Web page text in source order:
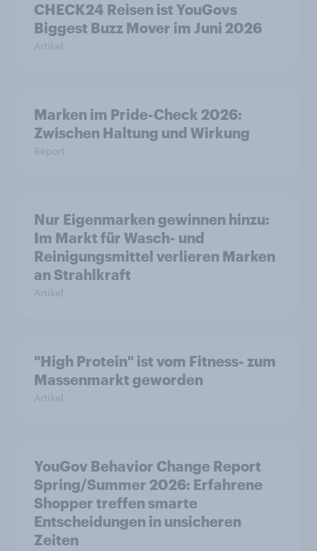
CHECK24 Reisen ist YouGovs
Biggest Buzz Mover im Juni 2026
Artikel
Marken im Pride-Check 2026:
Zwischen Haltung und Wirkung
Report
Nur Eigenmarken gewinnen hinzu:
Im Markt für Wasch- und
Reinigungsmittel verlieren Marken
an Strahlkraft
Artikel
"High Protein" ist vom Fitness- zum
Massenmarkt geworden
Artikel
YouGov Behavior Change Report
Spring/Summer 2026: Erfahrene
Shopper treffen smarte
Entscheidungen in unsicheren
Zeiten